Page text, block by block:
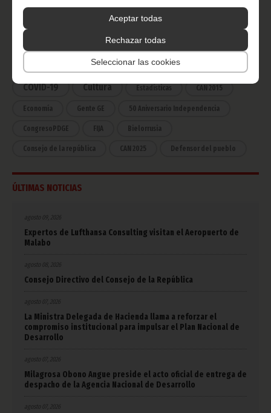
Aceptar todas
Rechazar todas
Seleccionar las cookies
CATEGORÍAS
Noticias Gobierno
Presidencia
Deportes Vicepresidencia
COVID-19 Cultura Estadísticas CAN 2015
Economía Gente GE 50 Aniversario Independencia
CongresoPDGE FIJA Bielorrusia
Consejo de la república CAN 2025 Defensor del pueblo
ÚLTIMAS NOTICIAS
agosto 09, 2026
Expertos de Lufthansa Consulting visitan el Aeropuerto de
Malabo
Consejo Directivo del Consejo de la República
agosto 07, 2026
La Ministra Delegada de Hacienda llama a reforzar el
compromiso institucional para impulsar el Plan Nacional de
Desarrollo
agosto 07, 2026
Milagrosa Obono Angue preside el acto oficial de entrega de
despacho de la Agencia Nacional de Desarrollo
agosto 07, 2026